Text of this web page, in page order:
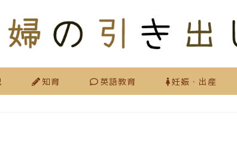
知育 英語教育 妊娠・出産